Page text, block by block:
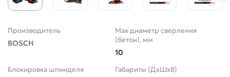
Производитель
BOSCH
Max диаметр сверления
(бетон), мм
10
Блокировка шпинделя Габариты (ДхШхВ)